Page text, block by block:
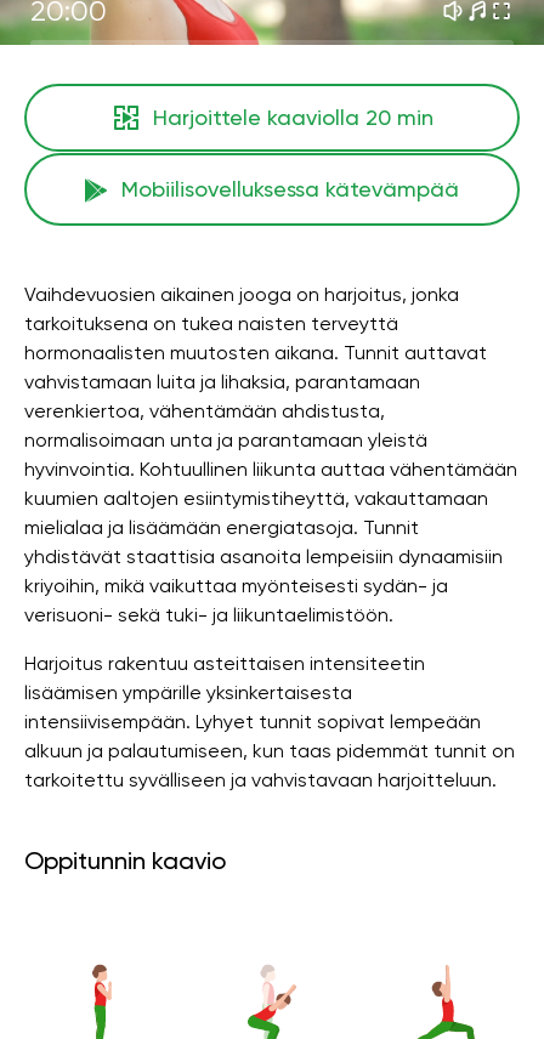
20:00
Harjoittele kaaviolla 20 min
Mobiilisovelluksessa kätevämpää
Vaihdevuosien aikainen jooga on harjoitus, jonka
tarkoituksena on tukea naisten terveyttä
hormonaalisten muutosten aikana. Tunnit auttavat
vahvistamaan luita ja lihaksia, parantamaan
verenkiertoa, vähentämään ahdistusta,
normalisoimaan unta ja parantamaan yleistä
hyvinvointia. Kohtuullinen liikunta auttaa vähentämään
kuumien aaltojen esiintymistiheyttä, vakauttamaan
mielialaa ja lisäämään energiatasoja. Tunnit
yhdistävät staattisia asanoita lempeisiin dynaamisiin
kriyoihin, mikä vaikuttaa myönteisesti sydän- ja
verisuoni- sekä tuki- ja liikuntaelimistöön.
Harjoitus rakentuu asteittaisen intensiteetin
lisäämisen ympärille yksinkertaisesta
intensiivisempään. Lyhyet tunnit sopivat lempeään
alkuun ja palautumiseen, kun taas pidemmät tunnit on
tarkoitettu syvälliseen ja vahvistavaan harjoitteluun.
Oppitunnin kaavio